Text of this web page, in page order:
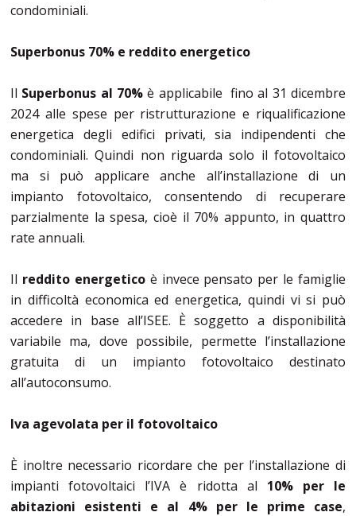
condominiali.
Superbonus 70% e reddito energetico
Il Superbonus al 70%è applicabile fino al 31 dicembre
2024 alle spese per ristrutturazione e riqualificazione
energetica degli edifici privati, sia indipendenti che
condominiali. Quindi non riguarda solo il fotovoltaico
ma si può applicare anche all’installazione di un
impianto fotovoltaico, consentendo di recuperare
parzialmente la spesa, cioè il 70% appunto, in quattro
rate annuali.
Il reddito energeticoè invece pensato per le famiglie
in difficoltà economica ed energetica, quindi vi si può
accedere in base all’ISEE. È soggetto a disponibilità
variabile ma, dove possibile, permette l’installazione
gratuita di un impianto fotovoltaico destinato
all’autoconsumo.
Iva agevolata per il fotovoltaico
È inoltre necessario ricordare che per l’installazione di
impianti fotovoltaici l’IVA è ridotta al 10% per le
abitazioni esistenti e al 4% per le prime case,